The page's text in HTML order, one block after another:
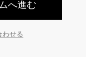
へ進む
わせる